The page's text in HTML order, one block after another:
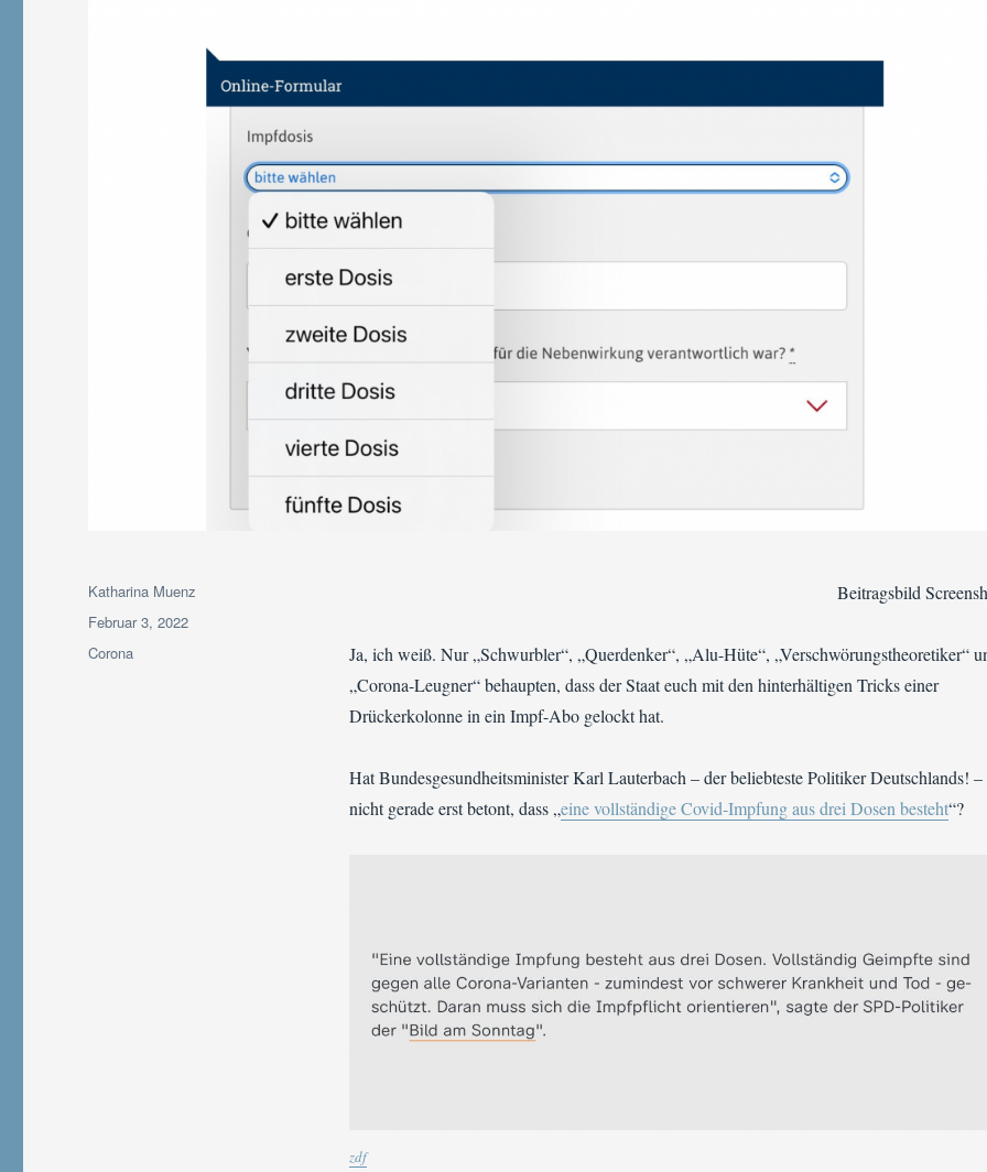
Beitragsbild
Ja, ich weiß. Nur „Schwurbler“, „Querdenker“, „Alu-Hüte“, „Verschwörungstheoretiker“
„Corona-Leugner“ behaupten, dass der Staat euch mit den hinterhältigen Tricks einer
Drückerkolonne in ein Impf-Abo gelockt hat.
Hat Bundesgesundheitsminister Karl Lauterbach – der beliebteste Politiker Deutschlands! –
nicht gerade erst betont, dass „eine vollständige Covid-Impfung aus drei Dosen besteht“?
zdf
Autor
Katharina Muenz
Veröffentlicht
am
Februar 3, 2022
Kategorien
Corona